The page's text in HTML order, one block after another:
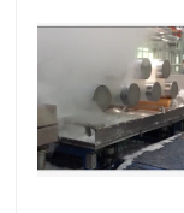
Heißluft